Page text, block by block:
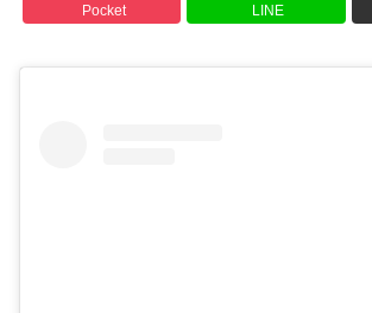
Pocket LINE